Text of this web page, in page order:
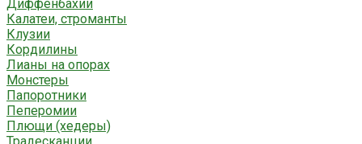
Диффенбахии
Калатеи, строманты
Клузии
Кордилины
Лианы на опорах
Монстеры
Папоротники
Пеперомии
Плющи (хедеры)